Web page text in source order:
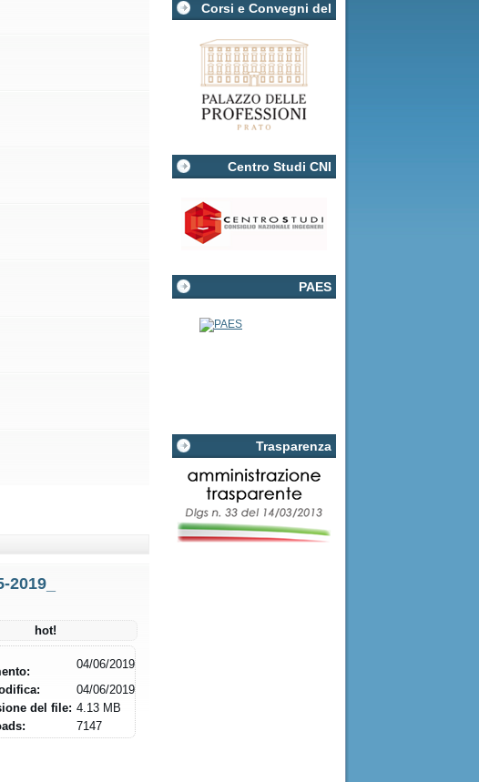
hot!
04/06/2019
04/06/2019
del file: 4.13 MB
7147
Corsi e Convegni del
Centro Studi CNI
PAES
Trasparenza